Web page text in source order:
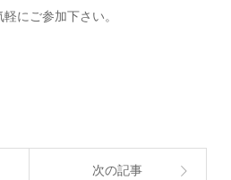
にご参加下さい。
次の記事